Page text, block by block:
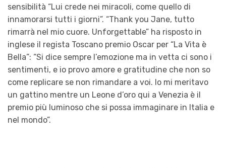
sensibilità “Lui crede nei miracoli, come quello di
innamorarsi tutti i giorni”. “Thank you Jane, tutto
rimarrà nel mio cuore. Unforgettable” ha risposto in
inglese il regista Toscano premio Oscar per “La Vita è
Bella”: “Si dice sempre l’emozione ma in vetta ci sono i
sentimenti, e io provo amore e gratitudine che non so
come replicare se non rimandare a voi. Io mi meritavo
un gattino mentre un Leone d’oro qui a Venezia è il
premio più luminoso che si possa immaginare in Italia e
nel mondo”.